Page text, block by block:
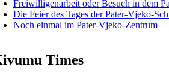
Freiwilligenarbeit oder Besuch in dem
Die Feier des Tages der Pater-Vjeko-
Noch einmal im Pater-Vjeko-Zentrum
Times